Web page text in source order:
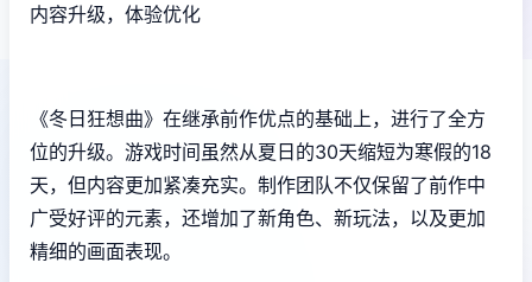
内容升级，体验优化
《冬日狂想曲》在继承前作优点的基础上，进行了全方
位的升级。游戏时间虽然从夏日的30天缩短为寒假的18
天，但内容更加紧凑充实。制作团队不仅保留了前作中
广受好评的元素，还增加了​​新角色、新玩法​​，以及更加
精细的画面表现。